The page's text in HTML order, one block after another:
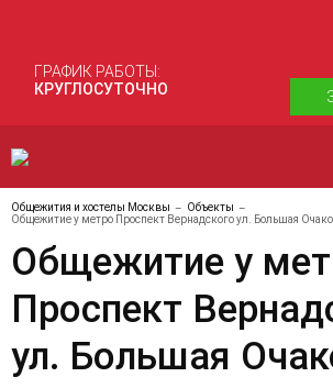
ГРАФИК РАБОТЫ:
КРУГЛОСУТОЧНО
Общежития и хостелы Москвы
Объекты
Общежитие у метро Проспект Вернадского ул. Большая
Общежитие у
Проспект
ул. Большая